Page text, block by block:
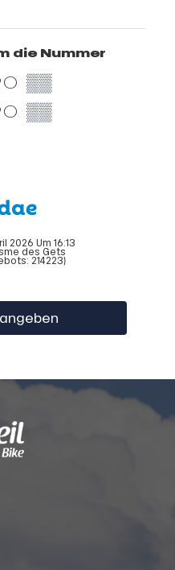
die Nummer
▒▒
▒▒
2026 Um 16:13
des Gets
214223)